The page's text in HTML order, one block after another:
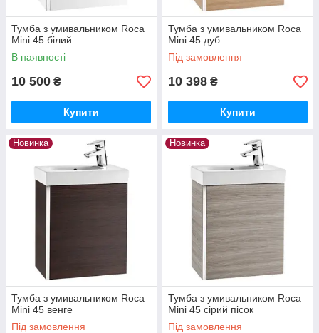
Тумба з умивальником Roca
Mini 45 білий
В наявності
10 500 ₴
Купити
Тумба з умивальником Roca
Mini 45 дуб
Під замовлення
10 398 ₴
Купити
Новинка
Тумба з умивальником Roca
Mini 45 венге
Під замовлення
Новинка
Тумба з умивальником Roca
Mini 45 сірий пісок
Під замовлення